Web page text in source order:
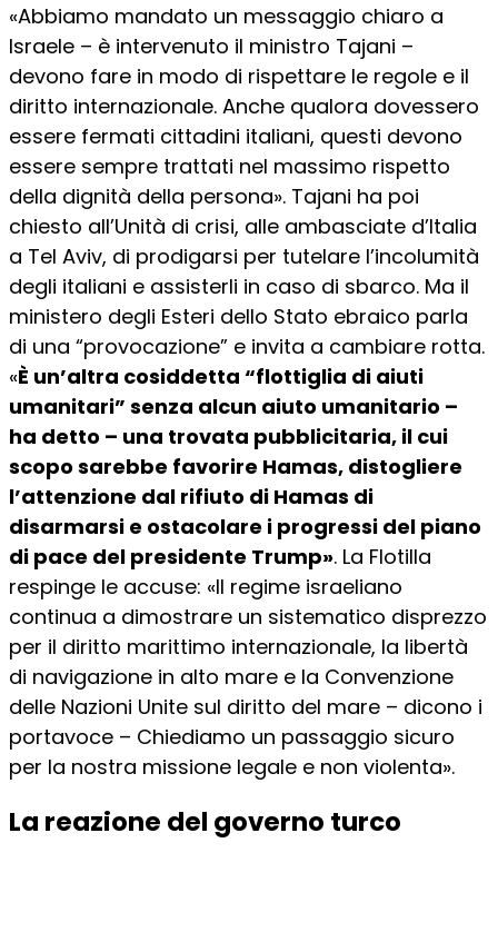
«Abbiamo mandato un messaggio chiaro a
Israele – è intervenuto il ministro Tajani –
devono fare in modo di rispettare le regole e il
diritto internazionale. Anche qualora dovessero
essere fermati cittadini italiani, questi devono
essere sempre trattati nel massimo rispetto
della dignità della persona». Tajani ha poi
chiesto all’Unità di crisi, alle ambasciate d’Italia
a Tel Aviv, di prodigarsi per tutelare l’incolumità
degli italiani e assisterli in caso di sbarco. Ma il
ministero degli Esteri dello Stato ebraico parla
di una “provocazione” e invita a cambiare rotta.
«È un’altra cosiddetta “flottiglia di aiuti
umanitari” senza alcun aiuto umanitario –
ha detto – una trovata pubblicitaria, il cui
scopo sarebbe favorire Hamas, distogliere
l’attenzione dal rifiuto di Hamas di
disarmarsi e ostacolare i progressi del piano
di pace del presidente Trump». La Flotilla
respinge le accuse: «Il regime israeliano
continua a dimostrare un sistematico disprezzo
per il diritto marittimo internazionale, la libertà
di navigazione in alto mare e la Convenzione
delle Nazioni Unite sul diritto del mare – dicono i
portavoce – Chiediamo un passaggio sicuro
per la nostra missione legale e non violenta».
La reazione del governo turco